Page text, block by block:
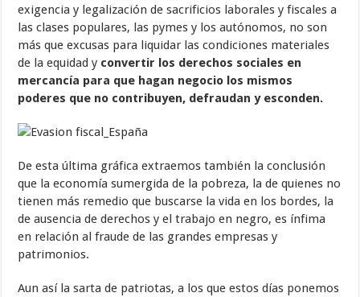
exigencia y legalización de sacrificios laborales y fiscales a
las clases populares, las pymes y los autónomos, no son
más que excusas para liquidar las condiciones materiales
de la equidad y convertir los derechos sociales en
mercancía para que hagan negocio los mismos
poderes que no contribuyen, defraudan y esconden.
De esta última gráfica extraemos también la conclusión
que la economía sumergida de la pobreza, la de quienes no
tienen más remedio que buscarse la vida en los bordes, la
de ausencia de derechos y el trabajo en negro, es ínfima
en relación al fraude de las grandes empresas y
patrimonios.
Aun así la sarta de patriotas, a los que estos días ponemos